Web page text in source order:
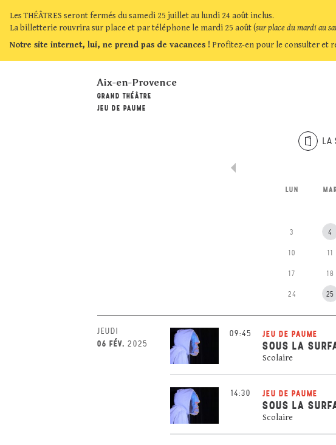
Les THÉÂTRES seront fermés du samedi 25 juillet au lundi 24 août inclus.
La billetterie rouvrira sur place et par téléphone le mardi 25 août (sur place du mardi au
Notre site internet, lui, ne prend pas de vacances ! Profitez-en pour le consulter et
Aix-en-Provence
GRAND THÉÂTRE
JEU DE PAUME
LA
LUN
3 4
10 11
17 18
24 25
JEUDI
06 FÉV. 2025
09:45 JEU DE PAUME
SOUS LA
Scolaire
14:30 JEU DE PAUME
SOUS LA
Scolaire